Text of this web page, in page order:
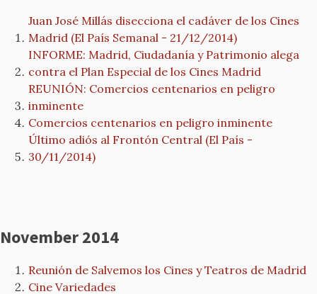
Juan José Millás disecciona el cadáver de los Cines
Madrid (El País Semanal - 21/12/2014)
INFORME: Madrid, Ciudadanía y Patrimonio alega
contra el Plan Especial de los Cines Madrid
REUNIÓN: Comercios centenarios en peligro
inminente
Comercios centenarios en peligro inminente
Último adiós al Frontón Central (El País -
30/11/2014)
November 2014
Reunión de Salvemos los Cines y Teatros de Madrid
Cine Variedades